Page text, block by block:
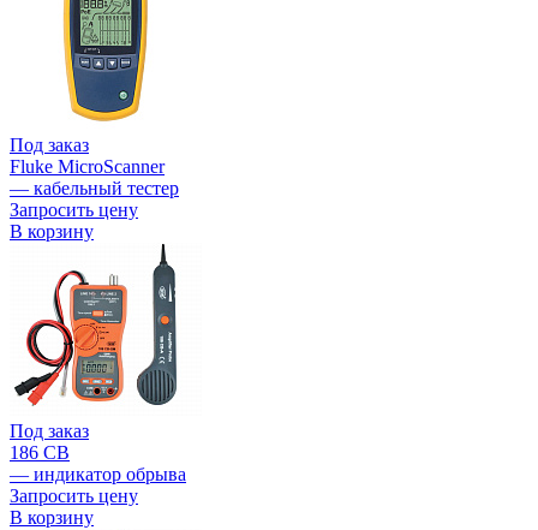
Под заказ
Fluke MicroScanner
— кабельный тестер
Запросить цену
В корзину
Под заказ
186 CB
— индикатор обрыва
Запросить цену
В корзину